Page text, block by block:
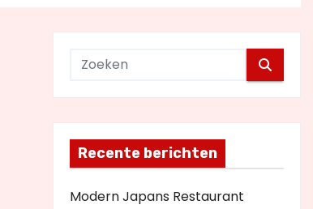
Recente berichten
Modern Japans Restaurant